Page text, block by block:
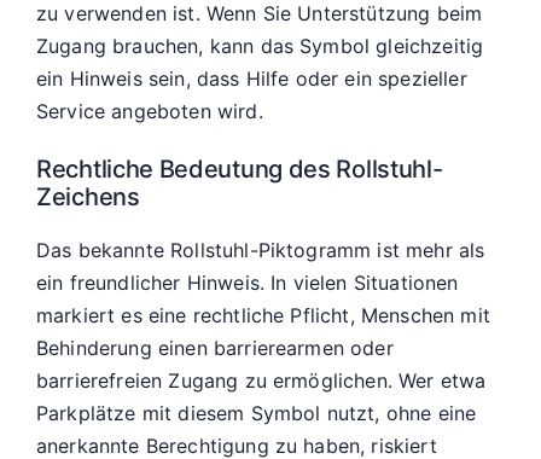
zu verwenden ist. Wenn Sie Unterstützung beim
Zugang brauchen, kann das Symbol gleichzeitig
ein Hinweis sein, dass Hilfe oder ein spezieller
Service angeboten wird.
Rechtliche Bedeutung des Rollstuhl-
Zeichens
Das bekannte Rollstuhl-Piktogramm ist mehr als
ein freundlicher Hinweis. In vielen Situationen
markiert es eine rechtliche Pflicht, Menschen mit
Behinderung einen barrierearmen oder
barrierefreien Zugang zu ermöglichen. Wer etwa
Parkplätze mit diesem Symbol nutzt, ohne eine
anerkannte Berechtigung zu haben, riskiert